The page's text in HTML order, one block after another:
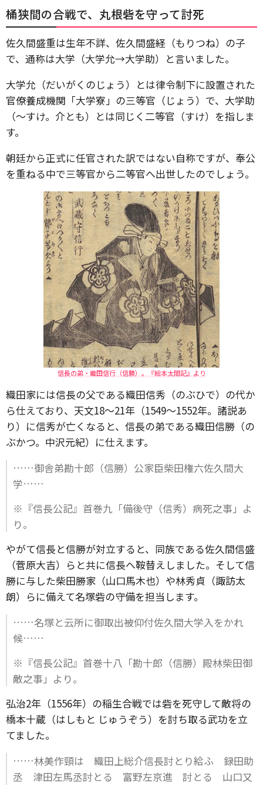
桶狭間の合戦で、丸根砦を守って討死
佐久間盛重は生年不詳、佐久間盛経（もりつね）の子
で、通称は大学（大学允→大学助）と言いました。
大学允（だいがくのじょう）とは律令制下に設置された
官僚養成機関「大学寮」の三等官（じょう）で、大学助
（～すけ。介とも）とは同じく二等官（すけ）を指しま
す。
朝廷から正式に任官された訳ではない自称ですが、奉公
を重ねる中で三等官から二等官へ出世したのでしょう。
信長の弟・織田信行（信勝）。『絵本太閤記』より
織田家には信長の父である織田信秀（のぶひで）の代か
ら仕えており、天文18～21年（1549～1552年。諸説あ
り）に信秀が亡くなると、信長の弟である織田信勝（の
ぶかつ。中沢元紀）に仕えます。
……御舎弟勘十郎（信勝）公家臣柴田権六佐久間大
学……
※『信長公記』首巻九「備後守（信秀）病死之事」よ
り。
やがて信長と信勝が対立すると、同族である佐久間信盛
（菅原大吉）らと共に信長へ鞍替えしました。そして信
勝に与した柴田勝家（山口馬木也）や林秀貞（諏訪太
朗）らに備えて名塚砦の守備を担当します。
……名塚と云所に御取出被仰付佐久間大学入をかれ
候……
※『信長公記』首巻十八「勘十郎（信勝）殿林柴田御
敵之事」より。
弘治2年（1556年）の稲生合戦では砦を死守して敵将の
橋本十蔵（はしもと じゅうぞう）を討ち取る武功を立
てました。
……林美作頸は 織田上総介信長討とり給ふ 録田助
丞 津田左馬丞討とる 富野左京進 討とる 山口又